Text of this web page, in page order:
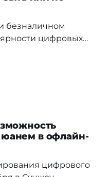
безналичном
цифровых
соцсетей
попался пост
блогера
в офлайн-
цифрового